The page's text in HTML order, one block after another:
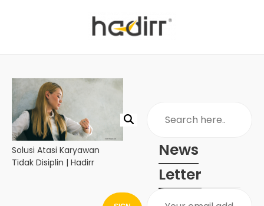
Solusi Atasi Karyawan
Tidak Disiplin | Hadirr
News
Letter